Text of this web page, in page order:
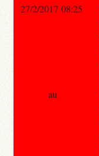
27/2/2017 08:25
au